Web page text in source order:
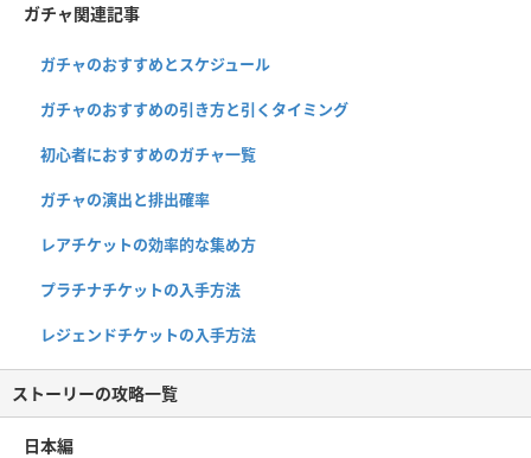
ガチャ関連記事
ガチャのおすすめとスケジュール
ガチャのおすすめの引き方と引くタイミング
初心者におすすめのガチャ一覧
ガチャの演出と排出確率
レアチケットの効率的な集め方
プラチナチケットの入手方法
レジェンドチケットの入手方法
ストーリーの攻略一覧
日本編